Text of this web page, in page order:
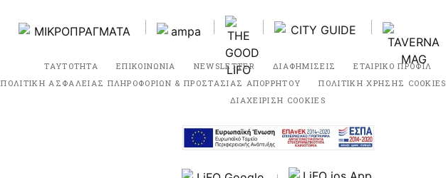
ΤΑΥΤΟΤΗΤΑ ΕΠΙΚΟΙΝΩΝΙΑ NEWSLETTER ΔΙΑΦΗΜΙΣΕΙΣ ΕΤΑΙΡΙΚΟ ΠΡΟΦΙΛ
ΠΟΛΙΤΙΚΗ ΑΣΦΑΛΕΙΑΣ ΠΛΗΡΟΦΟΡΙΩΝ & ΠΡΟΣΤΑΣΙΑΣ ΑΠΟΡΡΗΤΟΥ
ΠΟΛΙΤΙΚΗ ΧΡΗΣΗΣ COOKIES
ΔΙΑΧΕΙΡΙΣΗ COOKIES